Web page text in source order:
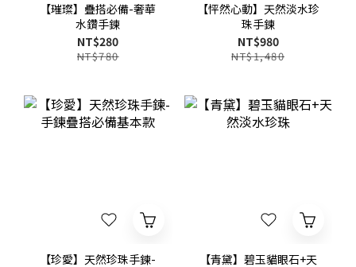
【璀璨】疊搭必備-奢華
水鑽手鍊
NT$280
NT$780
【怦然心動】天然淡水珍
珠手鍊
NT$980
NT$1,480
【珍愛】天然珍珠手鍊-
【青黛】碧玉貓眼石+天